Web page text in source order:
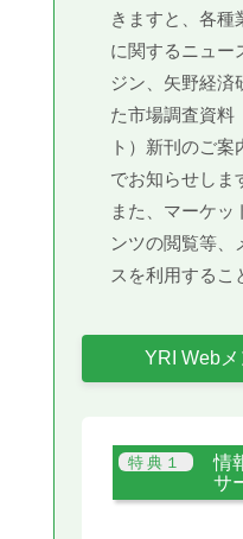
きますと、各種
に関するニュー
ジン、矢野経済
た市場調査資料
ト）新刊のご
でお知らせしま
また、マーケッ
ンツの閲覧等、
スを利用するこ
YRI Web
情
サ